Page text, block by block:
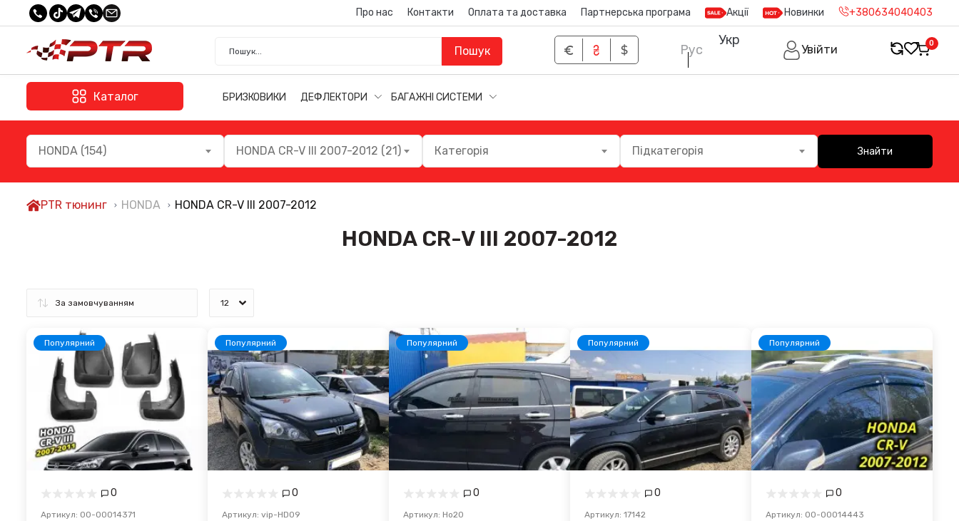
Про нас Контакти Оплата та доставка Партнерська програма Акції Новинки +380634040403
Пошук Рус
Укр
Увійти 0
Каталог БРИЗКОВИКИ ДЕФЛЕКТОРИ БАГАЖНІ СИСТЕМИ
HONDA (154) HONDA CR-V III 2007-2012 (21) Категорія Підкатегорія Знайти
PTR тюнинг HONDA HONDA CR-V III 2007-2012
HONDA CR-V III 2007-2012
Популярний
0
Артикул: 00-00014371
Популярний
0
Артикул: vip-HD09
Популярний
0
Артикул: Ho20
Популярний
0
Артикул: 17142
Популярний
0
Артикул: 00-00014443